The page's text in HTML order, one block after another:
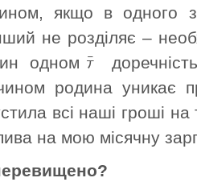
якщо в одного
не розділяє –
одномﾃ
родина уникає
всі наші гроші
на мою місячну